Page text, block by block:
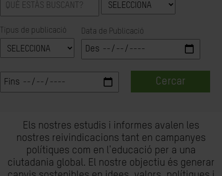
Tipus de publicació Data de Publicació
Cercar
Els nostres estudis i informes avalen les
nostres reivindicacions tant en campanyes
polítiques com en l'educació per a una
ciutadania global. El nostre objectiu és generar